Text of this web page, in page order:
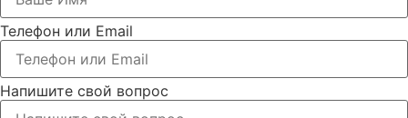
Телефон или Email
Напишите свой вопрос